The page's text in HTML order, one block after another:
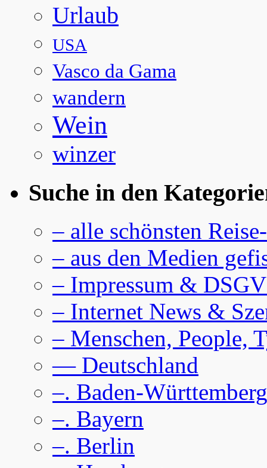
Urlaub
USA
Vasco da Gama
wandern
Wein
winzer
Suche in den
– alle schönsten
– aus den Medien
– Impressum &
– Internet News &
– Menschen, People,
— Deutschland
–. Baden-Württemberg
–. Bayern
–. Berlin